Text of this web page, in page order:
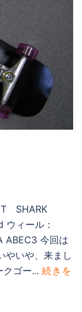
SHARK
ィール：
ABEC3 今回は
やいや、来まし
ゴー... 続きを